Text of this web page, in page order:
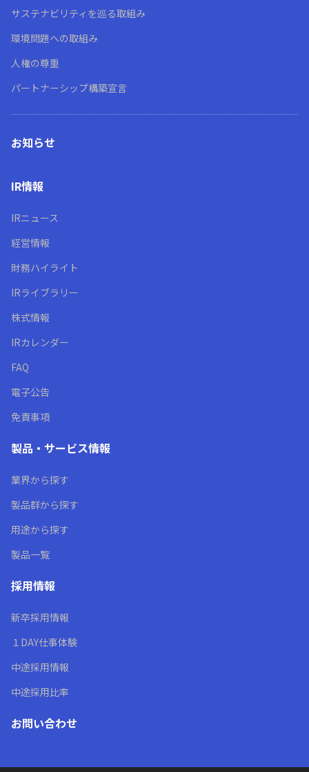
サステナビリティを巡る取組み
環境問題への取組み
人権の尊重
パートナーシップ構築宣言
お知らせ
IR情報
IRニュース
経営情報
財務ハイライト
IRライブラリー
株式情報
IRカレンダー
FAQ
電子公告
免責事項
製品・サービス情報
業界から探す
製品群から探す
用途から探す
製品一覧
採用情報
新卒採用情報
１DAY仕事体験
中途採用情報
中途採用比率
お問い合わせ